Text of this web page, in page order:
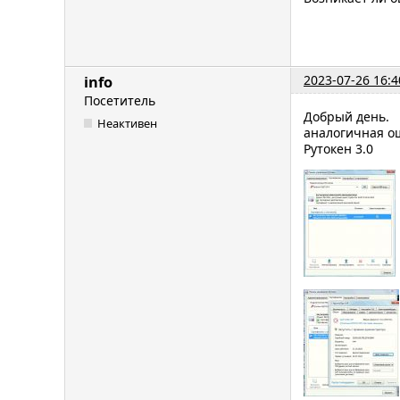
info
2023-07-26
Посетитель
Неактивен
Добрый день.
аналогичная
Рутокен 3.0